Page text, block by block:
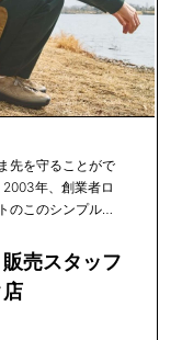
先を守ることがで
年、創業者ロ
のこのシンプルな
売スタッフ